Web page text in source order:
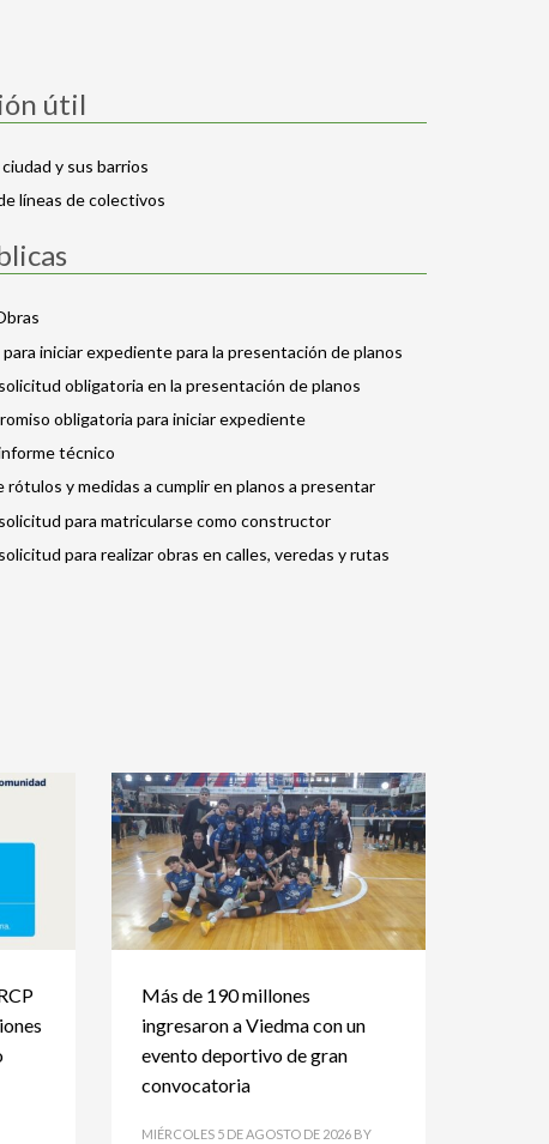
útil
y sus barrios
líneas de colectivos
iniciar expediente para la presentación de planos
obligatoria en la presentación de planos
obligatoria para iniciar expediente
técnico
rótulos y medidas a cumplir en planos a presentar
para matricularse como constructor
para realizar obras en calles, veredas y rutas
Más de 190 millones
ingresaron a Viedma con un
evento deportivo de gran
convocatoria
MIÉRCOLES 5 DE AGOSTO DE 2026 BY